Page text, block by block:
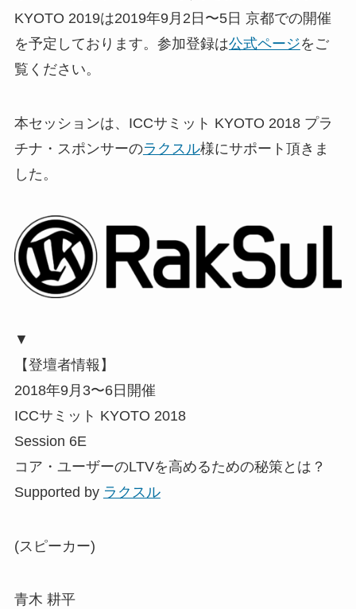
KYOTO 2019は2019年9月2日〜5日 京都での開催
を予定しております。参加登録は公式ページをご
覧ください。
本セッションは、ICCサミット KYOTO 2018 プラ
チナ・スポンサーのラクスル様にサポート頂きま
した。
▼
【登壇者情報】
2018年9月3〜6日開催
ICCサミット KYOTO 2018
Session 6E
コア・ユーザーのLTVを高めるための秘策とは？
Supported by ラクスル
(スピーカー)
青木 耕平